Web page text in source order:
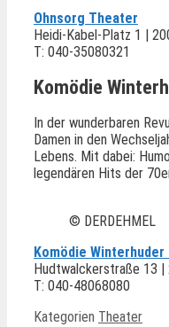
Ohnsorg Theater
Heidi-Kabel-Platz 1 |
T: 040-35080321
Komödie
In der wunderbaren
Damen in den
Lebens. Mit dabei:
legendären Hits der
© DERDEHMEL
Komödie Winterhuder
Hudtwalckerstraße 13 |
T: 040-48068080
Kategorien Theater